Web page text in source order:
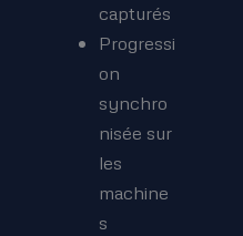
capturés
Progressi
on
synchro
nisée sur
les
machine
s